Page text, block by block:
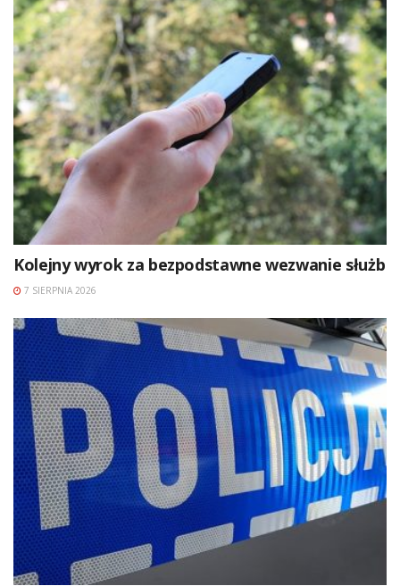
Kolejny wyrok za bezpodstawne wezwanie służb
7 SIERPNIA 2026